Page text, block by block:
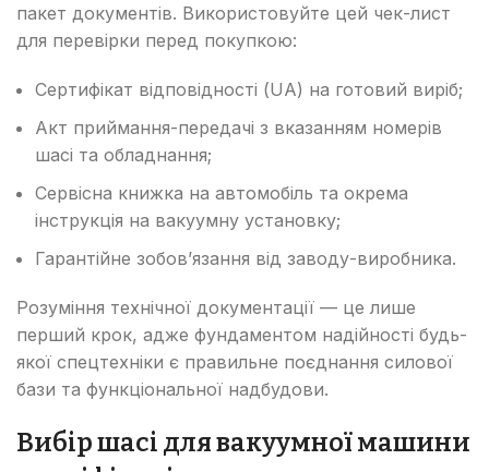
пакет документів. Використовуйте цей чек-лист
для перевірки перед покупкою:
Сертифікат відповідності (UA) на готовий виріб;
Акт приймання-передачі з вказанням номерів
шасі та обладнання;
Сервісна книжка на автомобіль та окрема
інструкція на вакуумну установку;
Гарантійне зобов’язання від заводу-виробника.
Розуміння технічної документації — це лише
перший крок, адже фундаментом надійності будь-
якої спецтехніки є правильне поєднання силової
бази та функціональної надбудови.
Вибір шасі для вакуумної машини